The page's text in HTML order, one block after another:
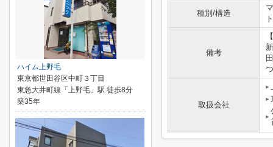
種別/構造
ト
備考
取扱会社
ハイム上野毛
東京都世田谷区中町３丁目
東急大井町線「上野毛」駅 徒歩8分
築35年